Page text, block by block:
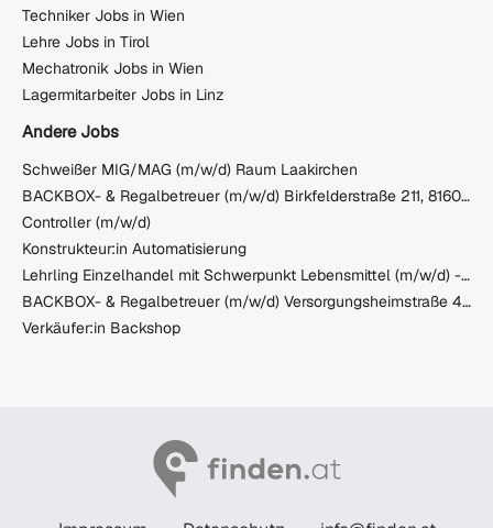
Techniker Jobs in Wien
Lehre Jobs in Tirol
Mechatronik Jobs in Wien
Lagermitarbeiter Jobs in Linz
Andere Jobs
Schweißer MIG/MAG (m/w/d) Raum Laakirchen
BACKBOX- & Regalbetreuer (m/w/d) Birkfelderstraße 211, 8160 Thannhausen bei Weiz
Controller (m/w/d)
Konstrukteur:in Automatisierung
Lehrling Einzelhandel mit Schwerpunkt Lebensmittel (m/w/d) - Scheifling
BACKBOX- & Regalbetreuer (m/w/d) Versorgungsheimstraße 4, 1130 Wien
Verkäufer:in Backshop